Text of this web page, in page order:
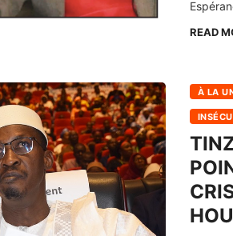
READ
À LA